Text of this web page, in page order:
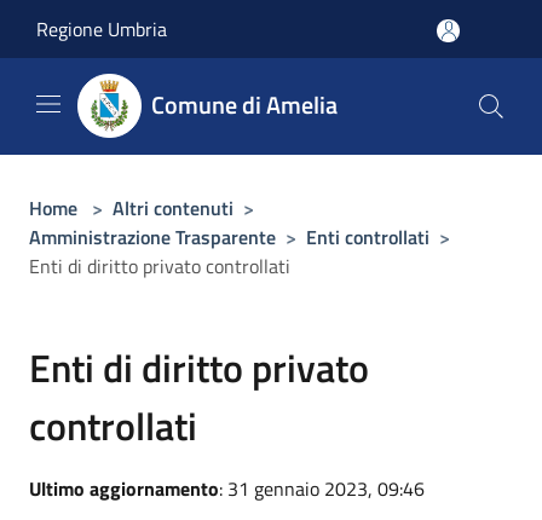
Regione Umbria
Comune di Amelia
Home > Altri contenuti >
Amministrazione Trasparente > Enti controllati >
Enti di diritto privato controllati
Enti di diritto privato
controllati
Ultimo aggiornamento: 31 gennaio 2023, 09:46